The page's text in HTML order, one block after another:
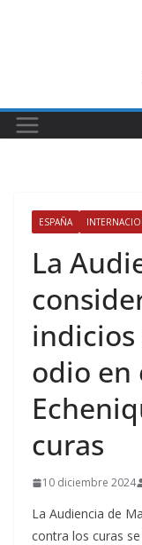
ESPAÑA
La
odio en
curas
10 diciembre 2024
La Audiencia de
contra los curas